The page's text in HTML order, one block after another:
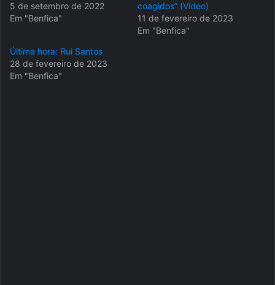
5 de setembro de 2022
Em "Benfica"
coagidos” (Vídeo)
11 de fevereiro de 2023
Em "Benfica"
Última hora: Rui Santos
28 de fevereiro de 2023
Em "Benfica"